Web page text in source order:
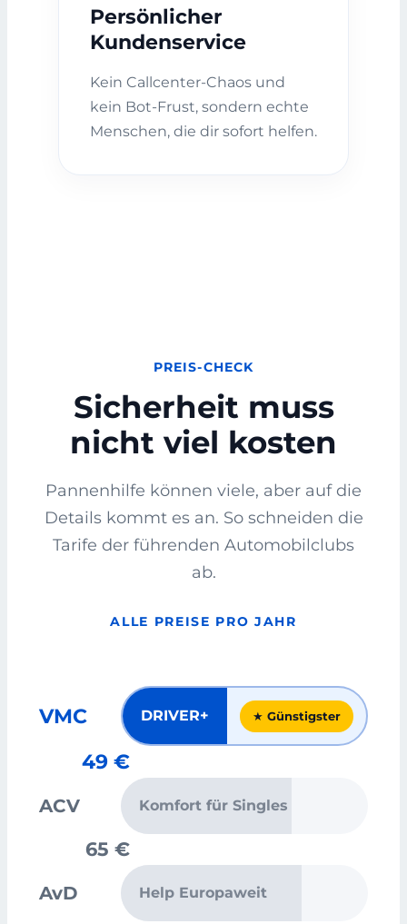
Persönlicher
Kundenservice
Kein Callcenter-Chaos und
kein Bot-Frust, sondern echte
Menschen, die dir sofort helfen.
PREIS-CHECK
Sicherheit muss
nicht viel kosten
Pannenhilfe können viele, aber auf die
Details kommt es an. So schneiden die
Tarife der führenden Automobilclubs
ab.
ALLE PREISE PRO JAHR
VMC DRIVER+ ★ Günstigster
49 €
ACV Komfort für Singles
65 €
AvD Help Europaweit